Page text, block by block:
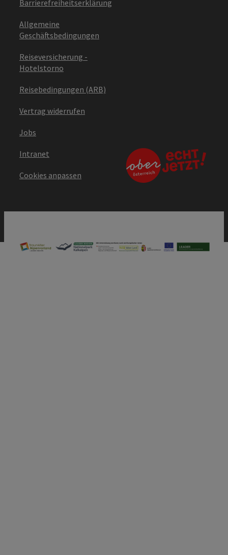
Barrierefreiheitserklärung
Allgemeine
Geschäftsbedingungen
Reiseversicherung -
Hotelstorno
Reisebedingungen (ARB)
Vertrag widerrufen
Jobs
Intranet
Cookies anpassen